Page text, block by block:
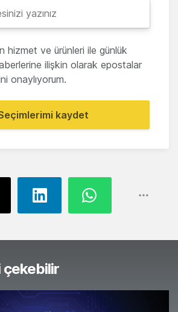
hizmet ve ürünleri ile günlük
ilişkin olarak epostalar
onaylıyorum.
kaydet
çekebilir